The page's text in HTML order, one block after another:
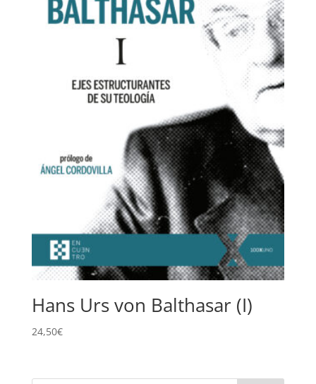
Hans Urs von Balthasar (I)
24,50€